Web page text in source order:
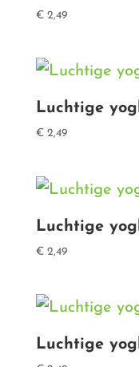
€2,49
Luchtige
€2,49
Luchtige
€2,49
Luchtige